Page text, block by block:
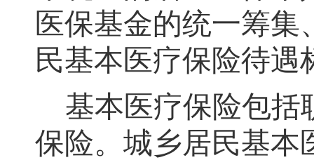
医保基金的统一筹
民基本医疗保险待遇
基本医疗保险包括
保险。 城乡居民基本